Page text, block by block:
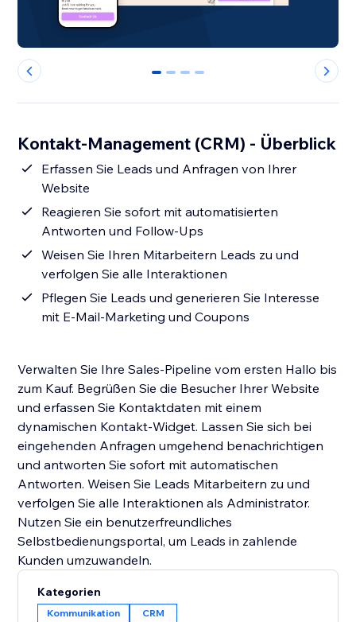
0 1 2 3
Kontakt-Management (CRM) - Überblick
Erfassen Sie Leads und Anfragen von Ihrer
Website
Reagieren Sie sofort mit automatisierten
Antworten und Follow-Ups
Weisen Sie Ihren Mitarbeitern Leads zu und
verfolgen Sie alle Interaktionen
Pflegen Sie Leads und generieren Sie Interesse
mit E-Mail-Marketing und Coupons
Verwalten Sie Ihre Sales-Pipeline vom ersten Hallo bis
zum Kauf. Begrüßen Sie die Besucher Ihrer Website
und erfassen Sie Kontaktdaten mit einem
dynamischen Kontakt-Widget. Lassen Sie sich bei
eingehenden Anfragen umgehend benachrichtigen
und antworten Sie sofort mit automatischen
Antworten. Weisen Sie Leads Mitarbeitern zu und
verfolgen Sie alle Interaktionen als Administrator.
Nutzen Sie ein benutzerfreundliches
Selbstbedienungsportal, um Leads in zahlende
Kunden umzuwandeln.
Kategorien
Kommunikation CRM